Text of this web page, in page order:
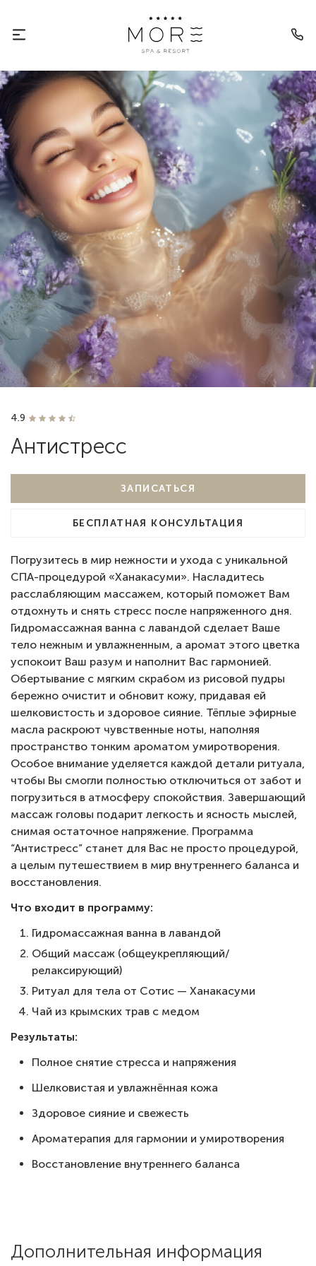
4.9
Антистресс
ЗАПИСАТЬСЯ
БЕСПЛАТНАЯ КОНСУЛЬТАЦИЯ
Погрузитесь в мир нежности и ухода с уникальной
СПА-процедурой «Ханакасуми». Насладитесь
расслабляющим массажем, который поможет Вам
отдохнуть и снять стресс после напряженного дня.
Гидромассажная ванна с лавандой сделает Ваше
тело нежным и увлажненным, а аромат этого цветка
успокоит Ваш разум и наполнит Вас гармонией.
Обертывание с мягким скрабом из рисовой пудры
бережно очистит и обновит кожу, придавая ей
шелковистость и здоровое сияние. Тёплые эфирные
масла раскроют чувственные ноты, наполняя
пространство тонким ароматом умиротворения.
Особое внимание уделяется каждой детали ритуала,
чтобы Вы смогли полностью отключиться от забот и
погрузиться в атмосферу спокойствия. Завершающий
массаж головы подарит легкость и ясность мыслей,
снимая остаточное напряжение. Программа
“Антистресс” станет для Вас не просто процедурой,
а целым путешествием в мир внутреннего баланса и
восстановления.
Что входит в программу:
Гидромассажная ванна в лавандой
Общий массаж (общеукрепляющий/
релаксирующий)
Ритуал для тела от Сотис — Ханакасуми
Чай из крымских трав с медом
Результаты:
Полное снятие стресса и напряжения
Шелковистая и увлажнённая кожа
Здоровое сияние и свежесть
Ароматерапия для гармонии и умиротворения
Восстановление внутреннего баланса
Дополнительная информация